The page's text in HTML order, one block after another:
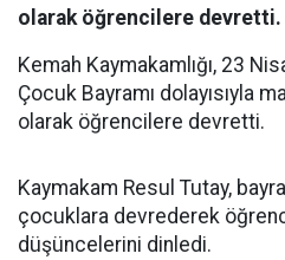
olarak öğrencilere devretti.
Kemah Kaymakamlığı, 23
Çocuk Bayramı dolayısıyla
olarak öğrencilere devretti.
Kaymakam Resul Tutay,
çocuklara devrederek
düşüncelerini dinledi.